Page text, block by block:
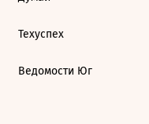
Техуспех
Ведомости Юг